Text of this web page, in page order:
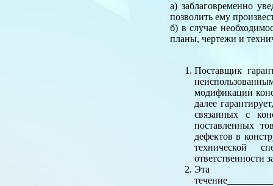
а) заблаговременно
позволить ему
б) в случае
планы, чертежи и
Поставщик
модификации
далее
связанных с
поставленных
дефектов в
технической
ответственности
Эта